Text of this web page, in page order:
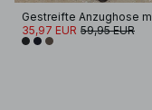
35,97 EUR 59,95 EUR